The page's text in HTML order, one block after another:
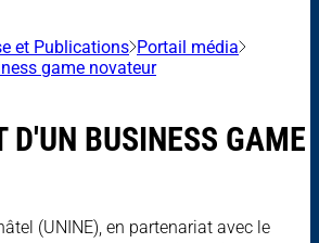
et Publications Portail média
game novateur
D'UN BUSINESS GAME
(UNINE), en partenariat avec le